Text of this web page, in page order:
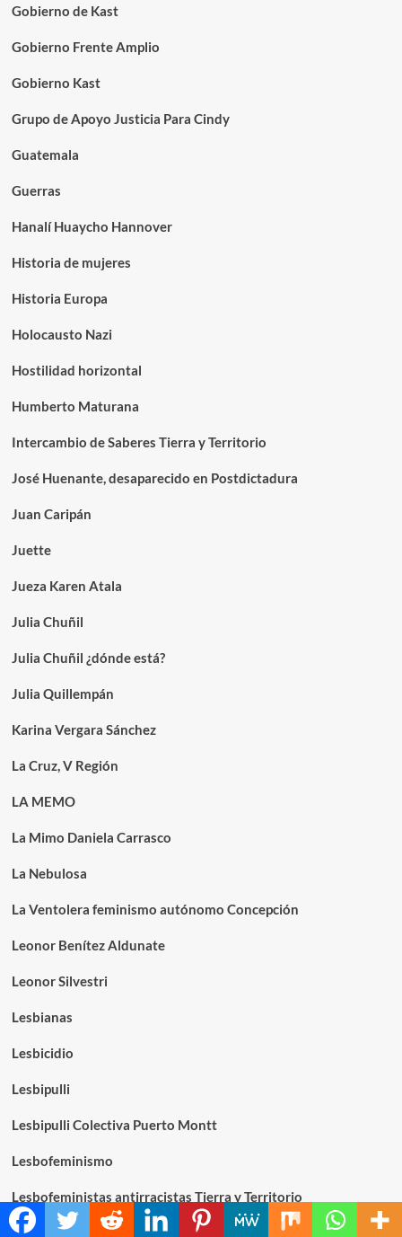
Gobierno de Kast
Gobierno Frente Amplio
Gobierno Kast
Grupo de Apoyo Justicia Para Cindy
Guatemala
Guerras
Hanalí Huaycho Hannover
Historia de mujeres
Historia Europa
Holocausto Nazi
Hostilidad horizontal
Humberto Maturana
Intercambio de Saberes Tierra y Territorio
José Huenante, desaparecido en Postdictadura
Juan Caripán
Juette
Jueza Karen Atala
Julia Chuñil
Julia Chuñil ¿dónde está?
Julia Quillempán
Karina Vergara Sánchez
La Cruz, V Región
LA MEMO
La Mimo Daniela Carrasco
La Nebulosa
La Ventolera feminismo autónomo Concepción
Leonor Benítez Aldunate
Leonor Silvestri
Lesbianas
Lesbicidio
Lesbipulli
Lesbipulli Colectiva Puerto Montt
Lesbofeminismo
Lesbofeministas antirracistas Tierra y Territorio
Ley Anti-tomas